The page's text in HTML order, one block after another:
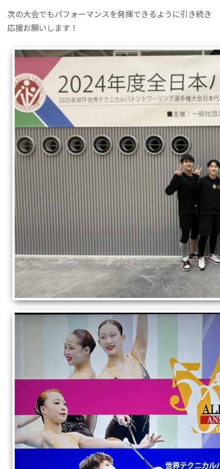
次の大会でもパフォーマンスを発揮できるように引き続き
応援お願いします！